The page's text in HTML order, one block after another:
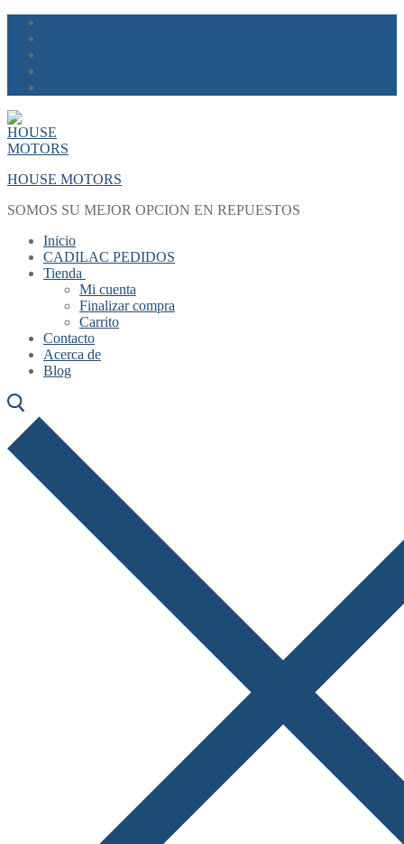
Skip
content
Menu
Close
HOUSE MOTORS
SOMOS SU MEJOR OPCION EN REPUESTOS
Inicio
CADILAC PEDIDOS
Tienda
Mi cuenta
Finalizar compra
Carrito
Contacto
Acerca de
Blog